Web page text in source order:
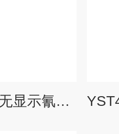
YST400D-HCN无显示氰化氢报警仪